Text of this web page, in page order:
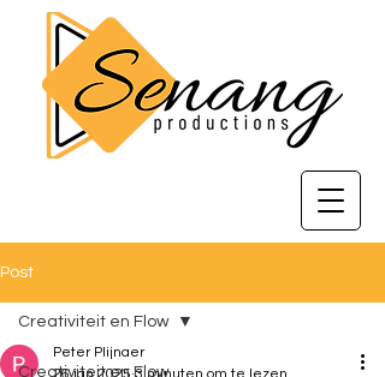
Post
Creativiteit en Flow
Creativiteit en Flow
Peter Plijnaer